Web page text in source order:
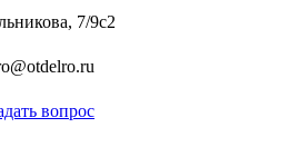
7/9с2
вопрос